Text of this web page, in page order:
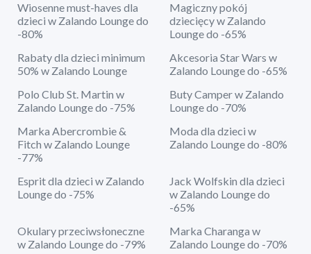
Wiosenne must-haves dla
dzieci w Zalando Lounge do
-80%
Magiczny pokój
dziecięcy w Zalando
Lounge do -65%
Rabaty dla dzieci minimum
50% w Zalando Lounge
Akcesoria Star Wars w
Zalando Lounge do -65%
Polo Club St. Martin w
Zalando Lounge do -75%
Buty Camper w Zalando
Lounge do -70%
Marka Abercrombie &
Fitch w Zalando Lounge
-77%
Moda dla dzieci w
Zalando Lounge do -80%
Esprit dla dzieci w Zalando
Lounge do -75%
Jack Wolfskin dla dzieci
w Zalando Lounge do
-65%
Okulary przeciwsłoneczne
w Zalando Lounge do -79%
Marka Charanga w
Zalando Lounge do -70%